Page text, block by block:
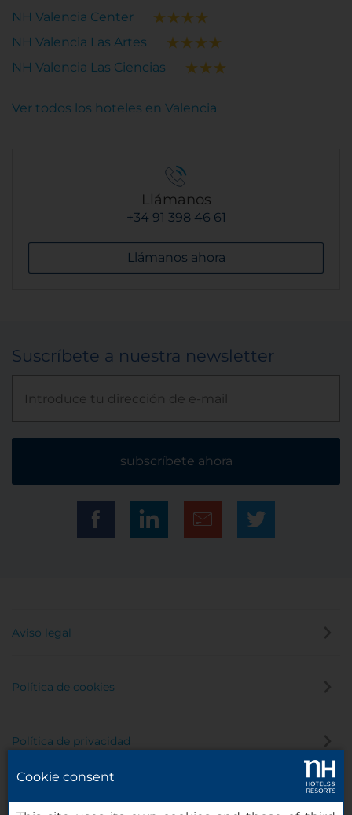
NH Valencia Center
NH Valencia Las Artes
NH Valencia Las Ciencias
Ver todos los hoteles en Valencia
Llámanos
+34 91 398 46 61
Llámanos ahora
Suscríbete a nuestra newsletter
subscríbete ahora
Aviso legal
Política de cookies
Política de privacidad
Cookie consent